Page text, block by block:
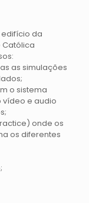
da
Católica
as simulações
o sistema
vídeo e audio
onde os
os diferentes